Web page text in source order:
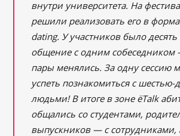
внутри университета. На
решили реализовать его в
dating. У участников было
общение с одним собеседником
пары менялись. За одну сессию
успеть познакомиться с шестью-
людьми! В итоге в зоне ёTalk
общались со студентами,
выпускников — с сотрудниками,